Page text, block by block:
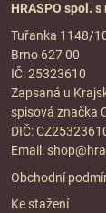
HRASPO spol. s
Tuřanka 1148/
Brno 627 00
IČ: 25323610
Zapsaná u
spisová značka
DIČ:
Email:
Obchodní
Ke stažení